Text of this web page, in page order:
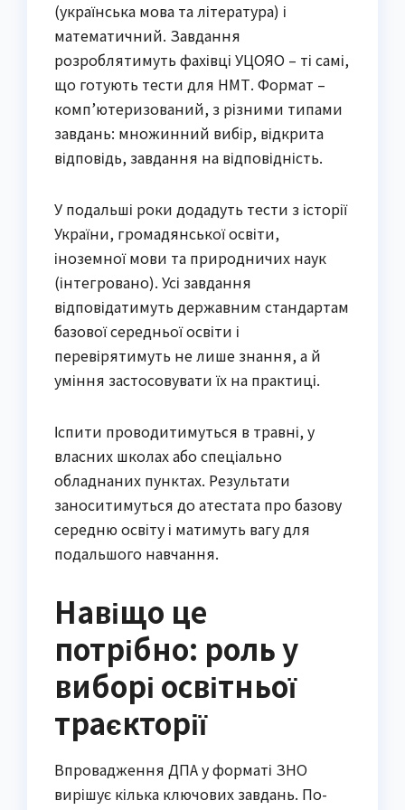
(українська мова та література) і
математичний. Завдання
розроблятимуть фахівці УЦОЯО – ті самі,
що готують тести для НМТ. Формат –
комп’ютеризований, з різними типами
завдань: множинний вибір, відкрита
відповідь, завдання на відповідність.
У подальші роки додадуть тести з історії
України, громадянської освіти,
іноземної мови та природничих наук
(інтегровано). Усі завдання
відповідатимуть державним стандартам
базової середньої освіти і
перевірятимуть не лише знання, а й
уміння застосовувати їх на практиці.
Іспити проводитимуться в травні, у
власних школах або спеціально
обладнаних пунктах. Результати
заноситимуться до атестата про базову
середню освіту і матимуть вагу для
подальшого навчання.
Навіщо це
потрібно: роль у
виборі освітньої
траєкторії
Впровадження ДПА у форматі ЗНО
вирішує кілька ключових завдань. По-